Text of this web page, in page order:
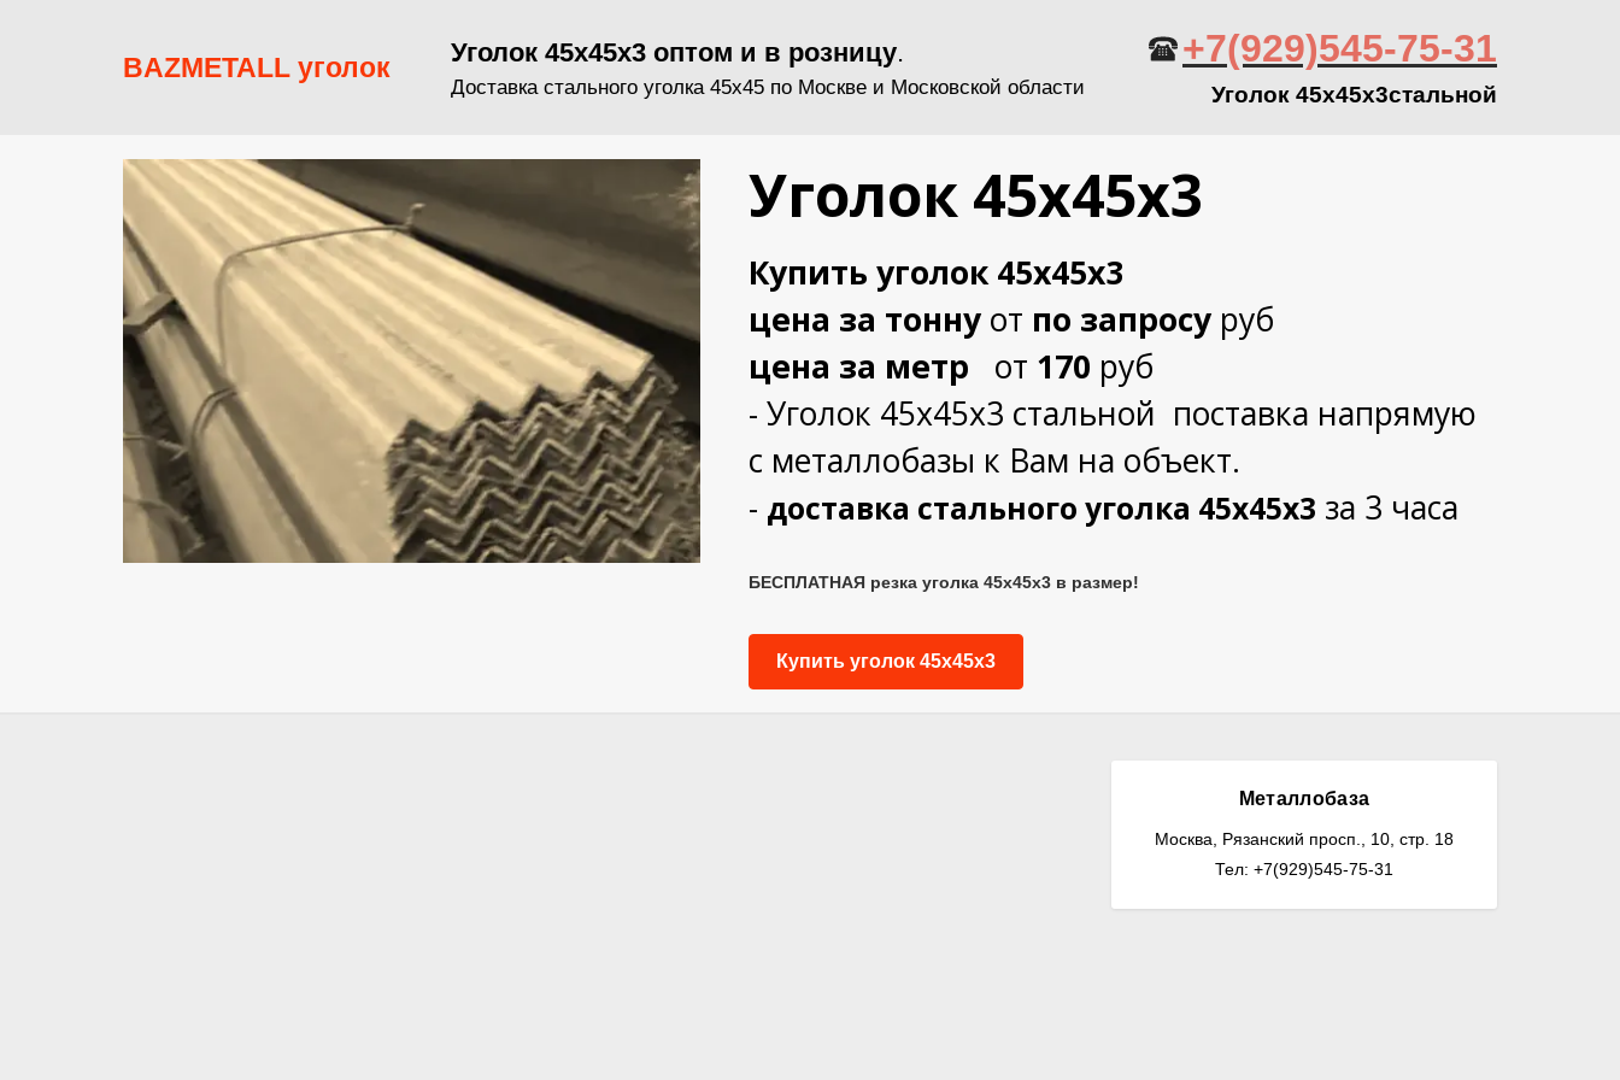
BAZMETALL уголок Уголок 45х45х3 оптом и в розницу.
Доставка стального уголка 45х45 по Москве и Московской области
+7(929)545-75-31
Уголок 45х45х3стальной
Уголок 45х45х3
Купить уголок 45х45х3
цена за тоннуот по запросу руб
цена за метр от 170 руб
- Уголок 45х45х3 стальной поставка напрямую
с металлобазы к Вам на объект.
- доставка стального уголка 45х45х3 за 3 часа
БЕСПЛАТНАЯ резка уголка 45х45х3 в размер!
Купить уголок 45х45х3
Металлобаза
Москва, Рязанский просп., 10, стр. 18
Тел: +7(929)545-75-31